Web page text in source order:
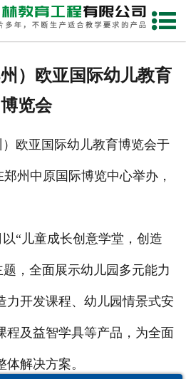
网站首页
）欧亚国际幼儿教育
博览会
欧亚国际幼儿教育博览会于
州中原国际博览中心举办，
“儿童成长创意学堂，创造
，全面展示幼儿园多元能力
力开发课程、幼儿园情景式安
程及益智学具等产品，为全面
解决方案。